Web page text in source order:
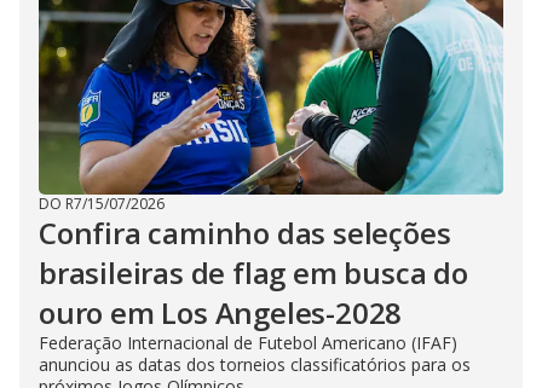
DO R7/15/07/2026
Confira caminho das seleções
brasileiras de flag em busca do
ouro em Los Angeles-2028
Federação Internacional de Futebol Americano (IFAF)
anunciou as datas dos torneios classificatórios para os